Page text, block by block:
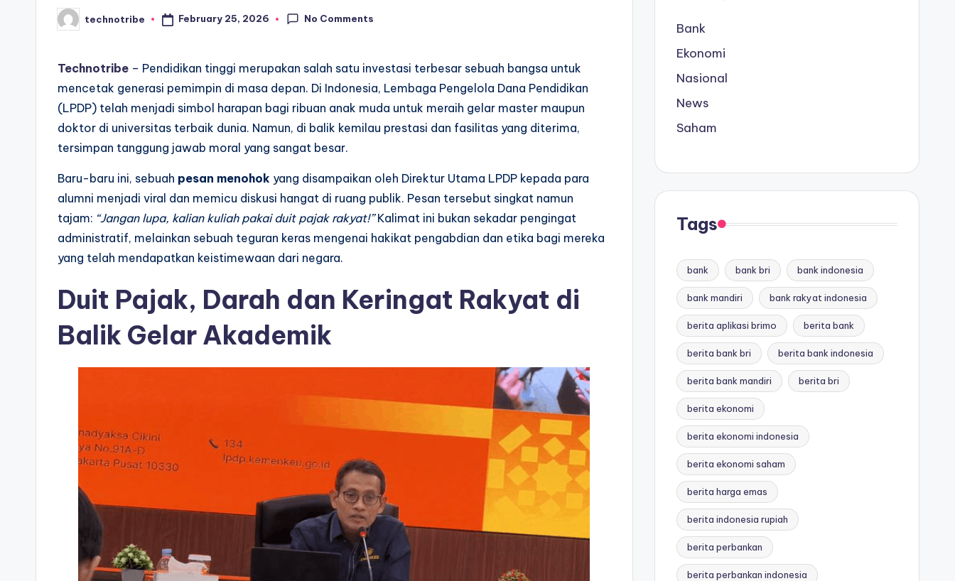
APosted
by
technotribe February 25, 2026 No Comments
Technotribe – Pendidikan tinggi merupakan salah satu investasi terbesar sebuah bangsa untuk
mencetak generasi pemimpin di masa depan. Di Indonesia, Lembaga Pengelola Dana Pendidikan
(LPDP) telah menjadi simbol harapan bagi ribuan anak muda untuk meraih gelar master maupun
doktor di universitas terbaik dunia. Namun, di balik kemilau prestasi dan fasilitas yang diterima,
tersimpan tanggung jawab moral yang sangat besar.
Baru-baru ini, sebuah pesan menohok yang disampaikan oleh Direktur Utama LPDP kepada para
alumni menjadi viral dan memicu diskusi hangat di ruang publik. Pesan tersebut singkat namun
tajam: “Jangan lupa, kalian kuliah pakai duit pajak rakyat!”Kalimat ini bukan sekadar pengingat
administratif, melainkan sebuah teguran keras mengenai hakikat pengabdian dan etika bagi mereka
yang telah mendapatkan keistimewaan dari negara.
Duit Pajak, Darah dan Keringat Rakyat di
Balik Gelar Akademik
Bank
Ekonomi
Nasional
News
Saham
Tags
bank bank bri bank indonesia
bank mandiri bank rakyat indonesia
berita aplikasi brimo berita bank
berita bank bri berita bank indonesia
berita bank mandiri berita bri
berita ekonomi
berita ekonomi indonesia
berita ekonomi saham
berita harga emas
berita indonesia rupiah
berita perbankan
berita perbankan indonesia